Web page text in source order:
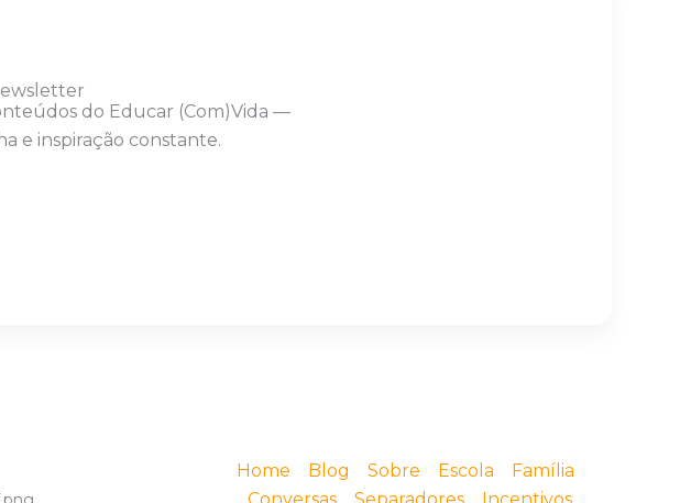
do Educar (Com)Vida —
e inspiração constante.
Home Blog Sobre Escola
Família